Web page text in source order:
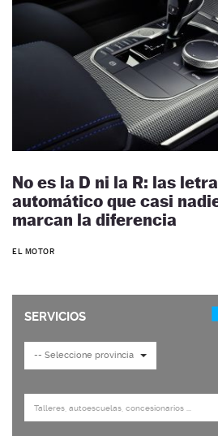
No es la D ni la R: las
automático que casi
marcan la diferencia
EL MOTOR